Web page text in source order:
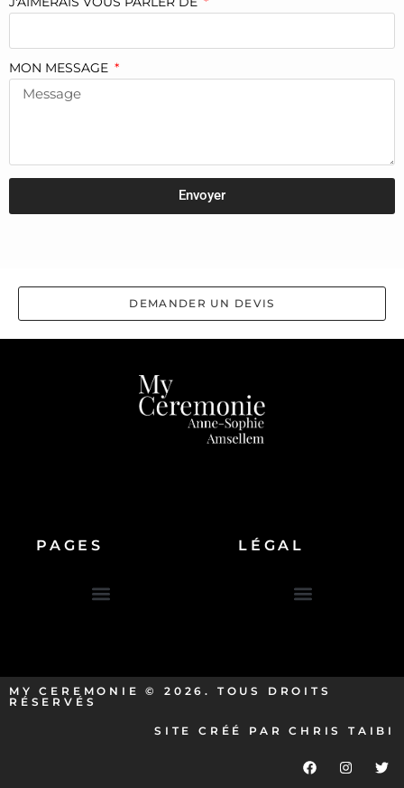
MON MESSAGE
Envoyer
DEMANDER UN DEVIS
PAGES LÉGAL
MY CEREMONIE © 2026. TOUS DROITS
RÉSERVÉS
SITE CRÉÉ PARCHRIS TAIBI